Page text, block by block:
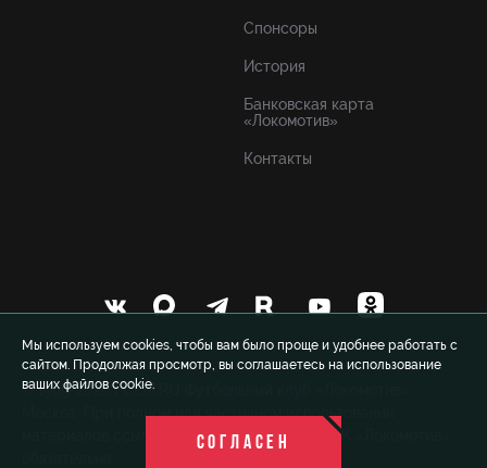
Мы используем cookies, чтобы вам было проще и удобнее работать с
сайтом. Продолжая просмотр, вы соглашаетесь на использование
ваших файлов cookie.
СОГЛАСЕН
Спонсоры
История
Банковская карта
«Локомотив»
Контакты
© 1999-2026 FCLM.RU Футбольный клуб «Локомотив»
Москва. При полном или частичном использовании
материалов ссылка на официальный сайт ФК «Локомотив»